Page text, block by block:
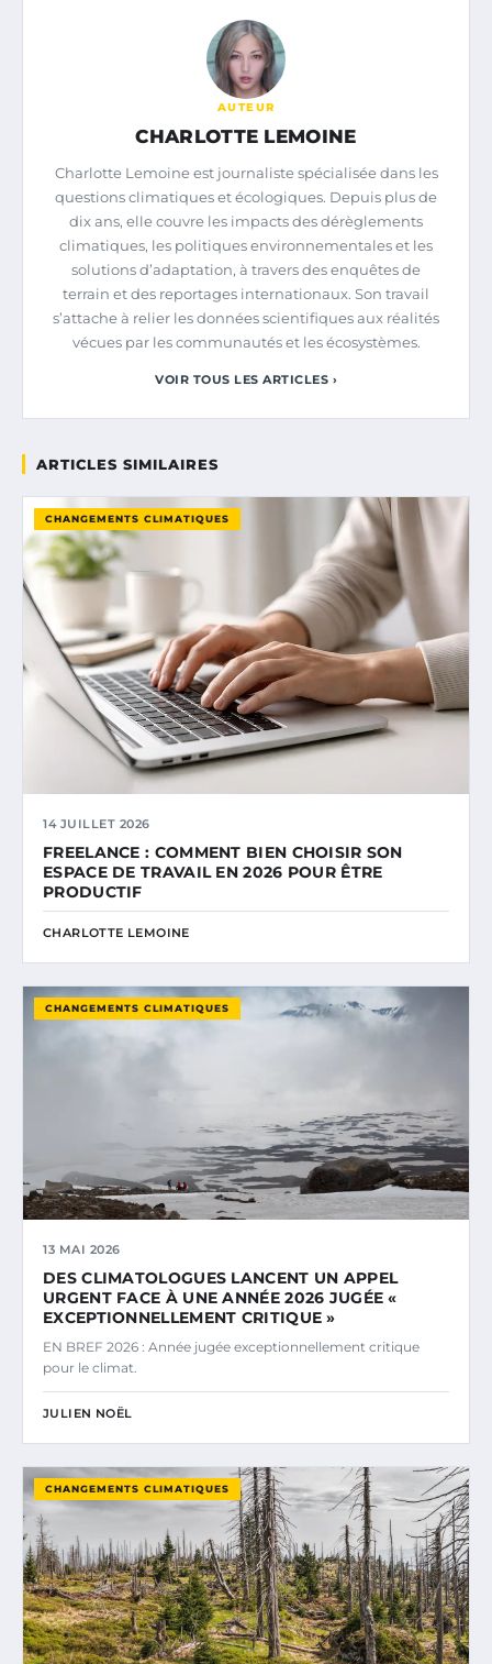
AUTEUR
CHARLOTTE LEMOINE
Charlotte Lemoine est journaliste spécialisée dans les
questions climatiques et écologiques. Depuis plus de
dix ans, elle couvre les impacts des dérèglements
climatiques, les politiques environnementales et les
solutions d’adaptation, à travers des enquêtes de
terrain et des reportages internationaux. Son travail
s’attache à relier les données scientifiques aux réalités
vécues par les communautés et les écosystèmes.
VOIR TOUS LES ARTICLES ›
ARTICLES SIMILAIRES
CHANGEMENTS CLIMATIQUES
14 JUILLET 2026
FREELANCE : COMMENT BIEN CHOISIR SON
ESPACE DE TRAVAIL EN 2026 POUR ÊTRE
PRODUCTIF
CHARLOTTE LEMOINE
CHANGEMENTS CLIMATIQUES
13 MAI 2026
DES CLIMATOLOGUES LANCENT UN APPEL
URGENT FACE À UNE ANNÉE 2026 JUGÉE «
EXCEPTIONNELLEMENT CRITIQUE »
EN BREF 2026 : Année jugée exceptionnellement critique
pour le climat.
JULIEN NOËL
CHANGEMENTS CLIMATIQUES